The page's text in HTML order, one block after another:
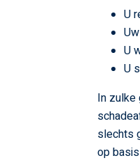
U
U
U
In zulke
slechts
op